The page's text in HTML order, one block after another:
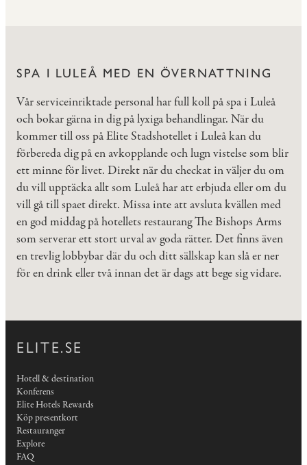
SPA I LULEÅ MED EN ÖVERNATTNING
Vår serviceinriktade personal har full koll på spa i Luleå
och bokar gärna in dig på lyxiga behandlingar. När du
kommer till oss på Elite Stadshotellet i Luleå kan du
förbereda dig på en avkopplande och lugn vistelse som blir
ett minne för livet. Direkt när du checkat in väljer du om
du vill upptäcka allt som Luleå har att erbjuda eller om du
vill gå till spaet direkt. Missa inte att avsluta kvällen med
en god middag på hotellets restaurang The Bishops Arms
som serverar ett stort urval av goda rätter. Det finns även
en trevlig lobbybar där du och ditt sällskap kan slå er ner
för en drink eller två innan det är dags att bege sig vidare.
ELITE.SE
Hotell & destination
Konferens
Elite Hotels Rewards
Köp presentkort
Restauranger
Explore
FAQ